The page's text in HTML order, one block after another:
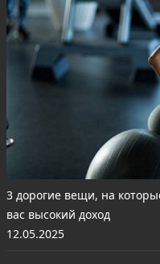
3 дорогие вещи, на
вас высокий доход
12.05.2025